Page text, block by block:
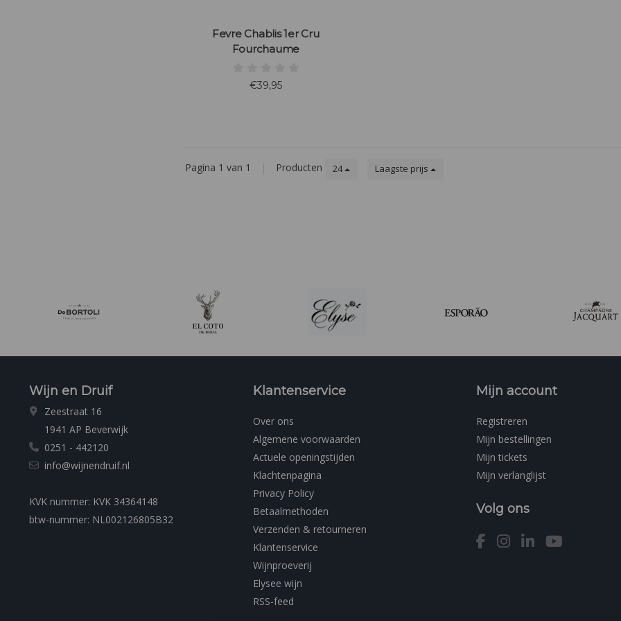
Fevre Chablis 1er Cru
Fourchaume
€39,95
Pagina 1 van 1 Producten 24 Laagste prijs
Wijn en Druif
Zeestraat 16
1941 AP Beverwijk
0251 - 442120
info@wijnendruif.nl
KVK nummer: KVK 34364148
btw-nummer: NL002126805B32
Klantenservice
Over ons
Algemene voorwaarden
Actuele openingstijden
Klachtenpagina
Privacy Policy
Betaalmethoden
Verzenden & retourneren
Klantenservice
Wijnproeverij
Elysee wijn
RSS-feed
Mijn account
Registreren
Mijn bestellingen
Mijn tickets
Mijn verlanglijst
Volg ons